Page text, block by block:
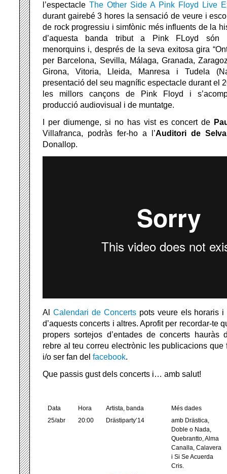
l’espectacle The Other Side A Pink Floyd Live
durant gairebé 3 hores la sensació de veure i
de rock progressiu i simfònic més influents de la
d’aquesta banda tribut a Pink FLoyd són
menorquins i, després de la seva exitosa gira
per Barcelona, Sevilla, Málaga, Granada,
Girona, Vitoria, Lleida, Manresa i Tudela
presentació del seu magnífic espectacle durant el
les millors cançons de Pink Floyd i
producció audiovisual i de muntatge.
I per diumenge, si no has vist es concert de
Villafranca, podràs fer-ho a l’Auditori de Selva
Donallop.
Al Calendari de Concertspots veure els horaris i
d’aquests concerts i altres. Aprofit per recordar-te
propers sortejos d’entades de concerts hauràs
rebre al teu correu electrònic les publicacions
i/o ser fan del facebook.
Que passis gust dels concerts i… amb salut!
Data Hora Artista, banda
Més dades
25/abr
20:00 Drästiparty’14
amb Drästica,
Doble o Nada,
Quebrantto, Alma
Canalla, Calavera
i Si Se Acuerda
Cris.